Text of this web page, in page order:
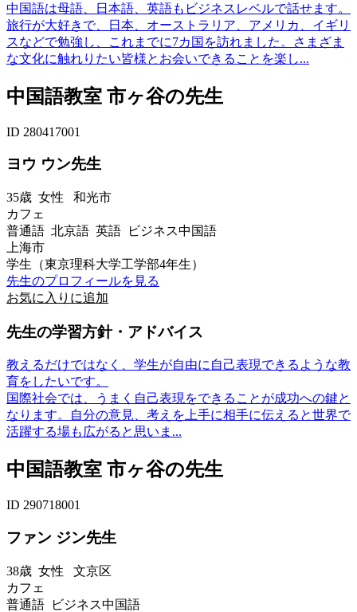
中国語は母語、日本語、英語もビジネスレベルで話せます。
旅行が大好きで、日本、オーストラリア、アメリカ、イギリ
スなどで勉強し、これまでに7カ国を訪れました。さまざま
な文化に触れりたい皆様とお会いできることを楽し...
中国語教室 市ヶ谷の先生
ID 280417001
ヨウ ウン先生
35歳 女性 和光市
カフェ
普通語 北京語 英語 ビジネス中国語
上海市
学生（東京理科大学工学部4年生）
先生のプロフィールを見る
お気に入りに追加
先生の学習方針・アドバイス
教えるだけではなく、学生が自由に自己表現できるような教
育をしたいです。
国際社会では、うまく自己表現をできることが成功への鍵と
なります。自分の意見、考えを上手に相手に伝えると世界で
活躍する場も広がると思いま...
中国語教室 市ヶ谷の先生
ID 290718001
ファン ジン先生
38歳 女性 文京区
カフェ
普通語 ビジネス中国語